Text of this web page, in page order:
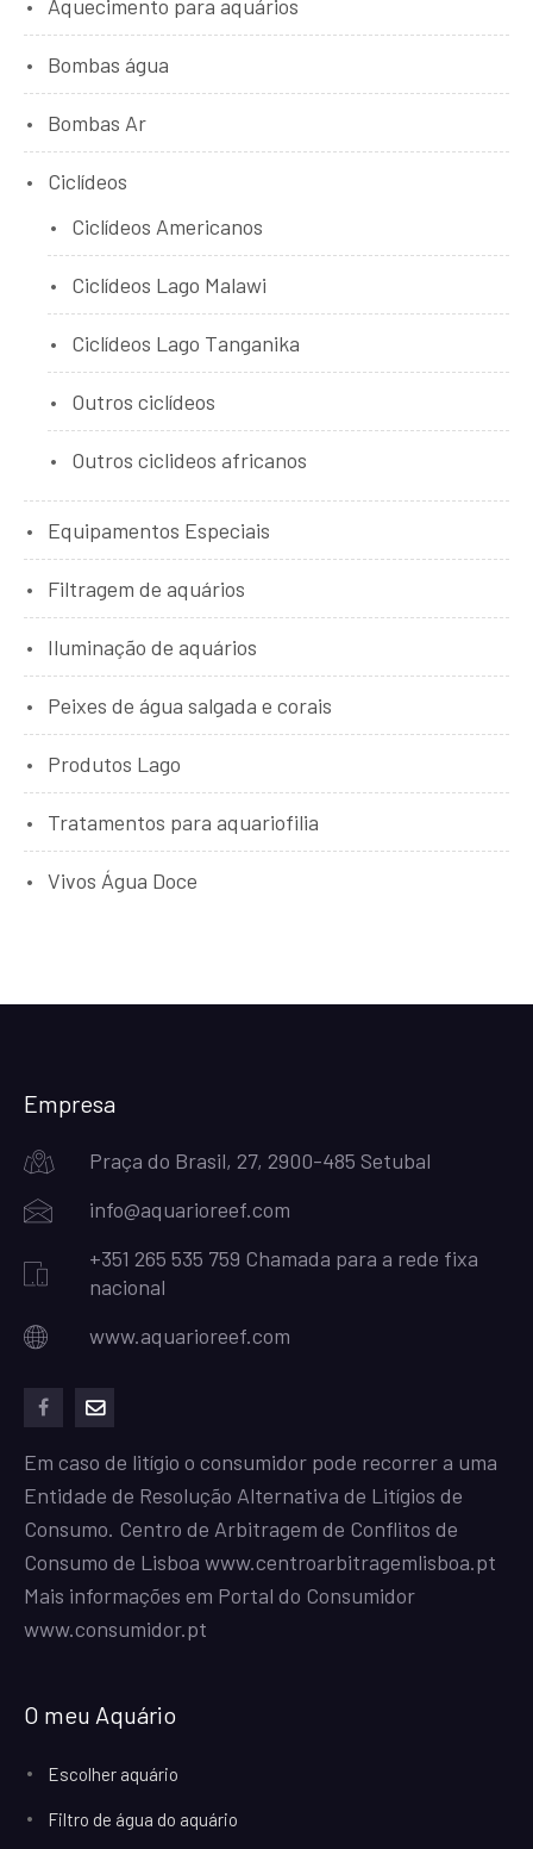
Aquecimento para aquários
Bombas água
Bombas Ar
Ciclídeos
Ciclídeos Americanos
Ciclídeos Lago Malawi
Ciclídeos Lago Tanganika
Outros ciclídeos
Outros ciclideos africanos
Equipamentos Especiais
Filtragem de aquários
Iluminação de aquários
Peixes de água salgada e corais
Produtos Lago
Tratamentos para aquariofilia
Vivos Água Doce
Empresa
Praça do Brasil, 27, 2900-485 Setubal
info@aquarioreef.com
+351 265 535 759 Chamada para a rede fixa
nacional
www.aquarioreef.com
Em caso de litígio o consumidor pode recorrer a uma
Entidade de Resolução Alternativa de Litígios de
Consumo. Centro de Arbitragem de Conflitos de
Consumo de Lisboa www.centroarbitragemlisboa.pt
Mais informações em Portal do Consumidor
www.consumidor.pt
O meu Aquário
Escolher aquário
Filtro de água do aquário